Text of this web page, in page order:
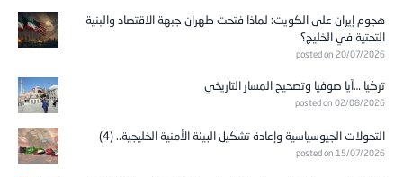
هجوم إيران على الكويت: لماذا فتحت طهران جبهة الاقتصاد والبنية
التحتية في الخليج؟
posted on 20/07/2026
تركيا …آيا صوفيا وتصحيح المسار التاريخي
posted on 02/08/2026
التحولات الجيوسياسية وإعادة تشكيل البيئة الأمنية الخليجية.. (4)
posted on 15/07/2026